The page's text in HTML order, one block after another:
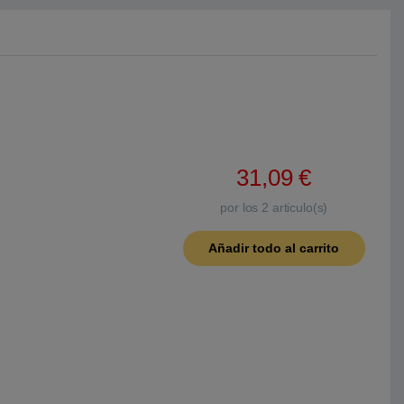
31,09€
por los 2 articulo(s)
Añadir todo al carrito